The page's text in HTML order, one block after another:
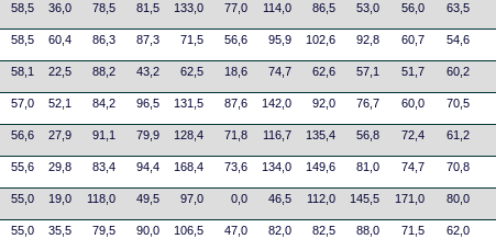
58,5 36,0 78,5 81,5 133,0 77,0 114,0 86,5 53,0 56,0 63,5
58,5 60,4 86,3 87,3 71,5 56,6 95,9 102,6 92,8 60,7 54,6
58,1 22,5 88,2 43,2 62,5 18,6 74,7 62,6 57,1 51,7 60,2
57,0 52,1 84,2 96,5 131,5 87,6 142,0 92,0 76,7 60,0 70,5
56,6 27,9 91,1 79,9 128,4 71,8 116,7 135,4 56,8 72,4 61,2
55,6 29,8 83,4 94,4 168,4 73,6 134,0 149,6 81,0 74,7 70,8
55,0 19,0 118,0 49,5 97,0 0,0 46,5 112,0 145,5 171,0 80,0
55,0 35,5 79,5 90,0 106,5 47,0 82,0 82,5 88,0 71,5 62,0